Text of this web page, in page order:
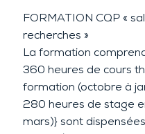
FORMATION CQP «
recherches »
La formation
360 heures de cours
formation (octobre à
280 heures de stage
mars)} sont